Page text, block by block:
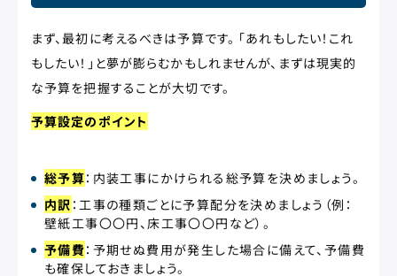
まず、最初に考えるべきは予算です。 「あれもしたい！これ
もしたい！」と夢が膨らむかもしれませんが、まずは現実的
な予算を把握することが大切です。
予算設定のポイント
総予算：内装工事にかけられる総予算を決めましょう。
内訳 ：工事の種類ごとに予算配分を決めましょう（例：
壁紙工事〇〇円、床工事〇〇円など）。
予備費：予期せぬ費用が発生した場合に備えて、予備費
も確保しておきましょう。